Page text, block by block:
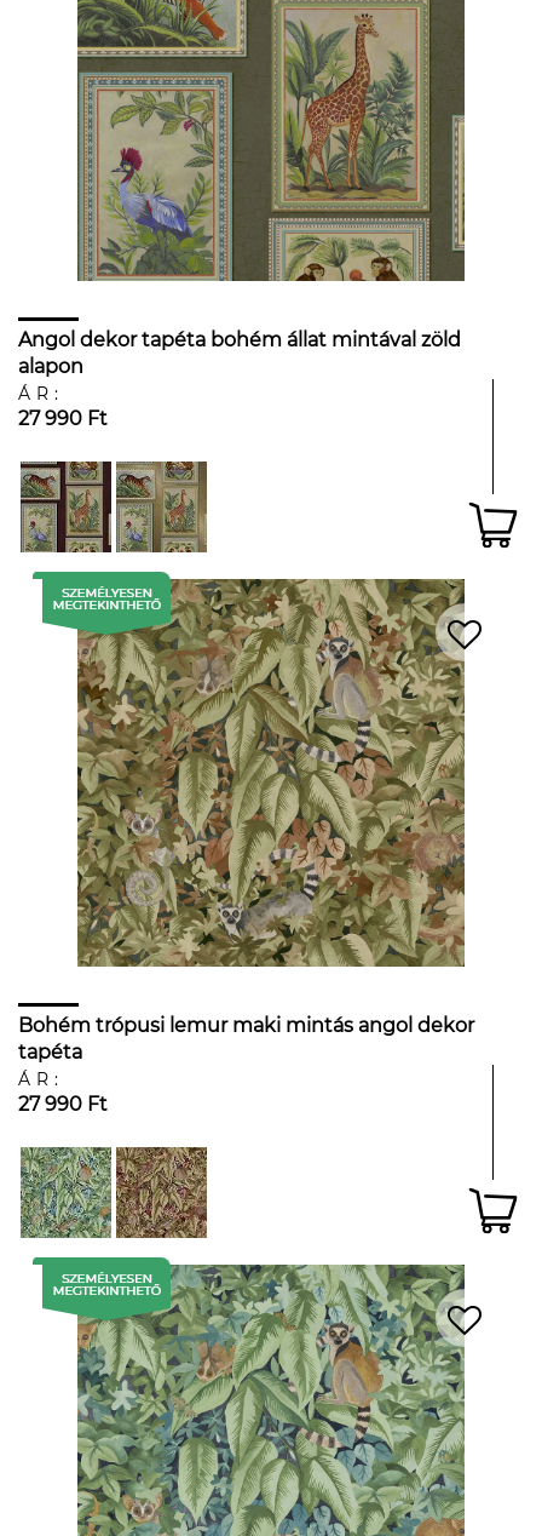
Angol dekor tapéta bohém állat mintával zöld
alapon
ÁR:
27 990 Ft
Bohém trópusi lemur maki mintás angol dekor
tapéta
ÁR:
27 990 Ft